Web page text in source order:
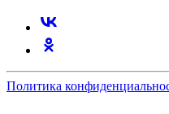
Политика